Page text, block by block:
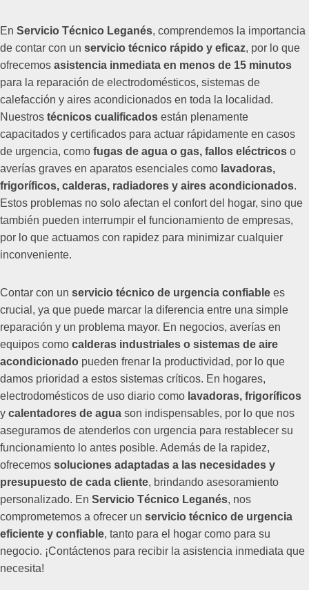
En Servicio Técnico Leganés, comprendemos la importancia
de contar con un servicio técnico rápido y eficaz, por lo que
ofrecemos asistencia inmediata en menos de 15 minutos
para la reparación de electrodomésticos, sistemas de
calefacción y aires acondicionados en toda la localidad.
Nuestros técnicos cualificados están plenamente
capacitados y certificados para actuar rápidamente en casos
de urgencia, como fugas de agua o gas, fallos eléctricos o
averías graves en aparatos esenciales como lavadoras,
frigoríficos, calderas, radiadores y aires acondicionados.
Estos problemas no solo afectan el confort del hogar, sino que
también pueden interrumpir el funcionamiento de empresas,
por lo que actuamos con rapidez para minimizar cualquier
inconveniente.
Contar con un servicio técnico de urgencia confiable es
crucial, ya que puede marcar la diferencia entre una simple
reparación y un problema mayor. En negocios, averías en
equipos como calderas industriales o sistemas de aire
acondicionado pueden frenar la productividad, por lo que
damos prioridad a estos sistemas críticos. En hogares,
electrodomésticos de uso diario como lavadoras, frigoríficos
y calentadores de agua son indispensables, por lo que nos
aseguramos de atenderlos con urgencia para restablecer su
funcionamiento lo antes posible. Además de la rapidez,
ofrecemos soluciones adaptadas a las necesidades y
presupuesto de cada cliente, brindando asesoramiento
personalizado. En Servicio Técnico Leganés, nos
comprometemos a ofrecer un servicio técnico de urgencia
eficiente y confiable, tanto para el hogar como para su
negocio. ¡Contáctenos para recibir la asistencia inmediata que
necesita!